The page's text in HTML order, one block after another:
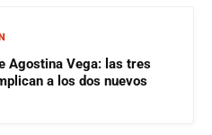
Agostina Vega: las tres
a los dos nuevos